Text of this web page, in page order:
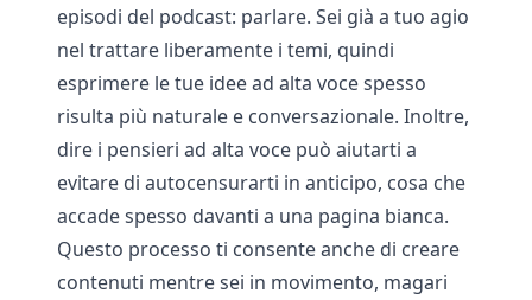
episodi del podcast: parlare. Sei già a tuo agio
nel trattare liberamente i temi, quindi
esprimere le tue idee ad alta voce spesso
risulta più naturale e conversazionale. Inoltre,
dire i pensieri ad alta voce può aiutarti a
evitare di autocensurarti in anticipo, cosa che
accade spesso davanti a una pagina bianca.
Questo processo ti consente anche di creare
contenuti mentre sei in movimento, magari